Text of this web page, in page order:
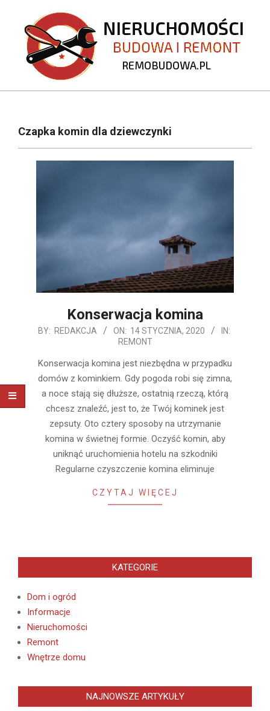
content
REMOBUDOWA.PL
NavigationCzapka komin dla dziewczynki
Konserwacja komina
2020-
14
BY: REDAKCJA ON: 14 STYCZNIA, 2020
IN:
REMONT
Konserwacja komina jest niezbędna w przypadku
domów z kominkiem. Gdy pogoda robi się zimna,
a noce stają się dłuższe, ostatnią rzeczą, którą
chcesz znaleźć, jest to, że Twój kominek jest
zepsuty. Oto cztery sposoby na utrzymanie
komina w świetnej formie. Oczyść komin, aby
uniknąć uruchomienia hotelu na szkodniki
Regularne czyszczenie komina eliminuje
CZYTAJ WIĘCEJ
KATEGORIE
Dom i ogród
Informacje
Nieruchomości
Remont
Wnętrze domu
NAJNOWSZE ARTYKUŁY